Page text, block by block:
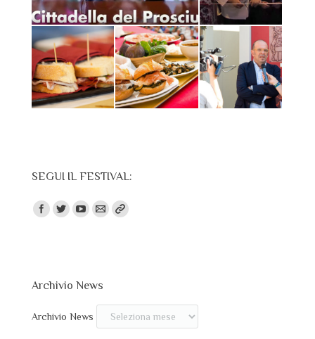
SEGUI IL FESTIVAL:
Trovaci su:
Archivio News
Archivio News